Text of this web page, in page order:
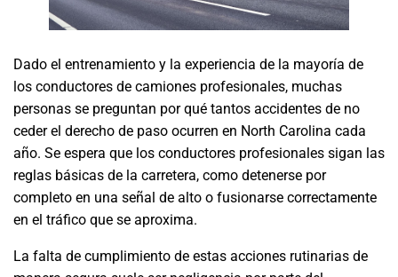
Dado el entrenamiento y la experiencia de la mayoría de
los conductores de camiones profesionales, muchas
personas se preguntan por qué tantos accidentes de no
ceder el derecho de paso ocurren en North Carolina cada
año. Se espera que los conductores profesionales sigan las
reglas básicas de la carretera, como detenerse por
completo en una señal de alto o fusionarse correctamente
en el tráfico que se aproxima.
La falta de cumplimiento de estas acciones rutinarias de